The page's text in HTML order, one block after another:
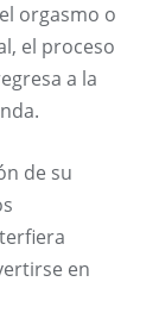
orgasmo o
el proceso
a la
de su
en